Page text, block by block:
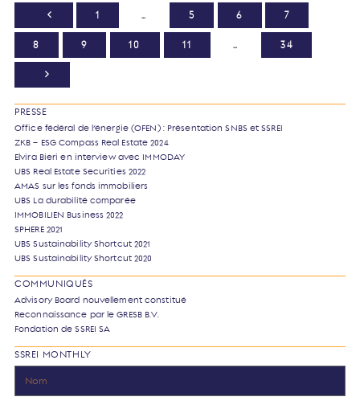
1 … 5 6 7
8 9 10 11 … 34
PRESSE
Office fédéral de l’énergie (OFEN) : Présentation SNBS et SSREI
ZKB – ESG Compass Real Estate 2024
Elvira Bieri en interview avec IMMODAY
UBS Real Estate Securities 2022
AMAS sur les fonds immobiliers
UBS La durabilité comparée
IMMOBILIEN Business 2022
SPHERE 2021
UBS Sustainability Shortcut 2021
UBS Sustainability Shortcut 2020
COMMUNIQUÉS
Advisory Board nouvellement constitué
Reconnaissance par le GRESB B.V.
Fondation de SSREI SA
SSREI MONTHLY